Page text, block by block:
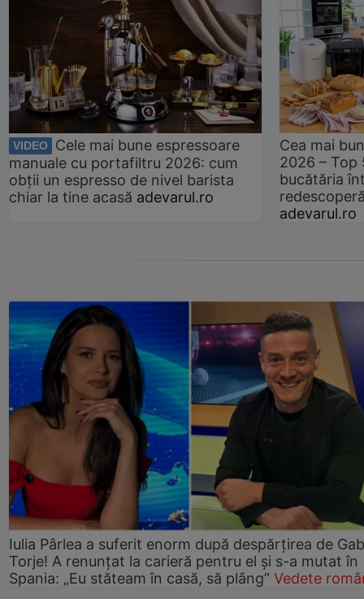
VIDEO
Cele mai bune espressoare
manuale cu portafiltru 2026: cum
obții un espresso de nivel barista
chiar la tine acasă adevarul.ro
Cea mai
2026 –
bucătăria
adevarul.ro
Iulia Pârlea a suferit enorm după despărțirea de
Torje! A renunțat la carieră pentru el și s-a mutat în
Spania: „Eu stăteam în casă, să plâng” Vedete